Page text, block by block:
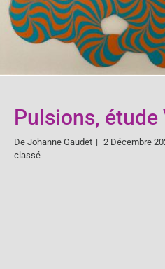
Pulsions, étude
De Johanne Gaudet | 2 Décembre
classé